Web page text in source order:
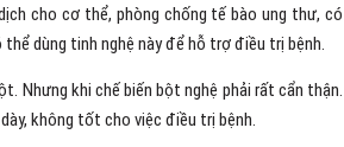
cho cơ thể, phòng chống tế bào ung thư, có
dùng tinh nghệ này để hỗ trợ điều trị bệnh.
Nhưng khi chế biến bột nghệ phải rất cẩn thận.
không tốt cho việc điều trị bệnh.